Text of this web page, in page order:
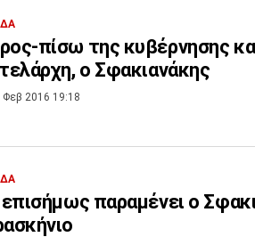
πίσω της κυβέρνησης
ο Σφακιανάκης
Φεβ 2016 19:18
επισήμως παραμένει ο